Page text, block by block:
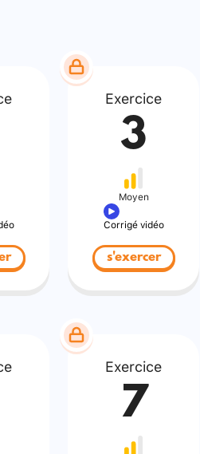
Exercice
3
Moyen
Corrigé vidéo
s'exercer
Exercice
7